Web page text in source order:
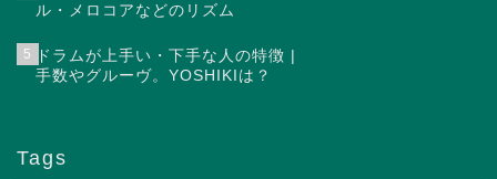
ル・メロコアなどのリズム
5
ドラムが上手い・下手な人の特徴 |
手数やグルーヴ。YOSHIKIは？
Tags